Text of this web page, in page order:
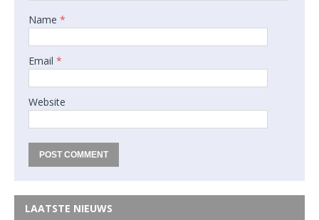
Name *
Email *
Website
LAATSTE NIEUWS